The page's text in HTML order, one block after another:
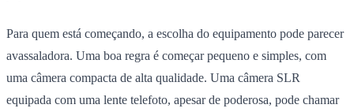
Para quem está começando, a escolha do equipamento pode parecer
avassaladora. Uma boa regra é começar pequeno e simples, com
uma câmera compacta de alta qualidade. Uma câmera SLR
equipada com uma lente telefoto, apesar de poderosa, pode chamar